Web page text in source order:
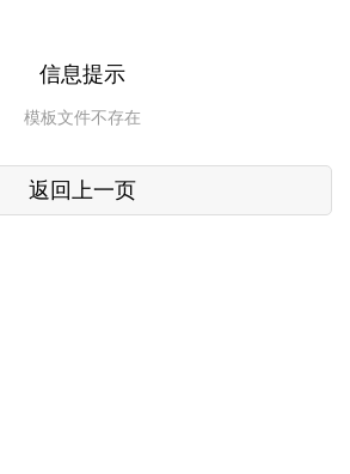
信息提示
模板文件不存在
返回上一页